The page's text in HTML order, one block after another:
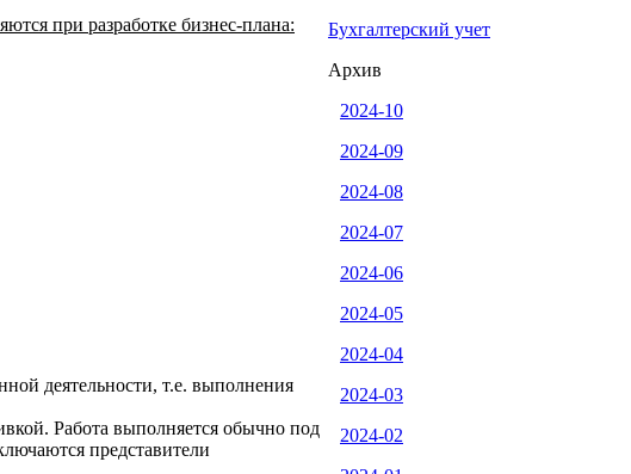
при разработке бизнес-плана:
деятельности, т.е. выполнения
Работа выполняется обычно под
представители
Бухгалтерский учет
Архив
2024-10
2024-09
2024-08
2024-07
2024-06
2024-05
2024-04
2024-03
2024-02